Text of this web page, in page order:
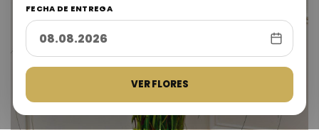
FECHA DE ENTREGA
VER FLORES